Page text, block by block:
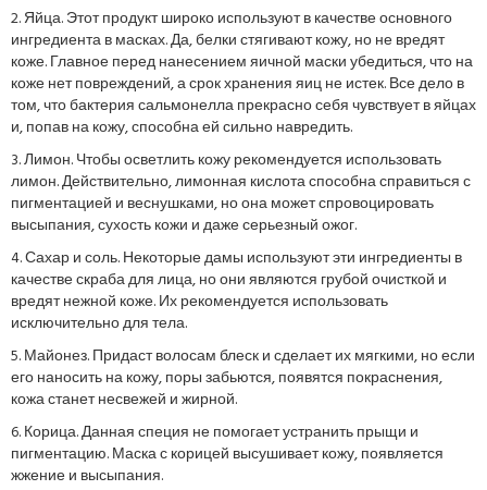
2. Яйца. Этот продукт широко используют в качестве основного
ингредиента в масках. Да, белки стягивают кожу, но не вредят
коже. Главное перед нанесением яичной маски убедиться, что на
коже нет повреждений, а срок хранения яиц не истек. Все дело в
том, что бактерия сальмонелла прекрасно себя чувствует в яйцах
и, попав на кожу, способна ей сильно навредить.
3. Лимон. Чтобы осветлить кожу рекомендуется использовать
лимон. Действительно, лимонная кислота способна справиться с
пигментацией и веснушками, но она может спровоцировать
высыпания, сухость кожи и даже серьезный ожог.
4. Сахар и соль. Некоторые дамы используют эти ингредиенты в
качестве скраба для лица, но они являются грубой очисткой и
вредят нежной коже. Их рекомендуется использовать
исключительно для тела.
5. Майонез. Придаст волосам блеск и сделает их мягкими, но если
его наносить на кожу, поры забьются, появятся покраснения,
кожа станет несвежей и жирной.
6. Корица. Данная специя не помогает устранить прыщи и
пигментацию. Маска с корицей высушивает кожу, появляется
жжение и высыпания.